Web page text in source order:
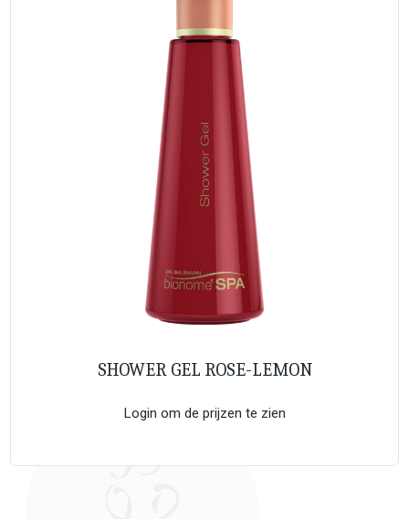
SHOWER GEL ROSE-LEMON
Login om de prijzen te zien